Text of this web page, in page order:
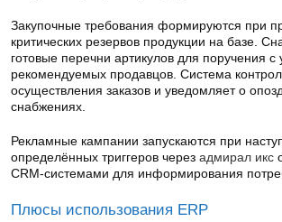
Закупочные требования формируются при
критических резервов продукции на базе.
готовые перечни артикулов для поручения
рекомендуемых продавцов. Система
осуществления заказов и уведомляет о
снабжениях.
Рекламные кампании запускаются при
определённых триггеров через адмирал икс
CRM-системами для информирования
Плюсы использования ERP